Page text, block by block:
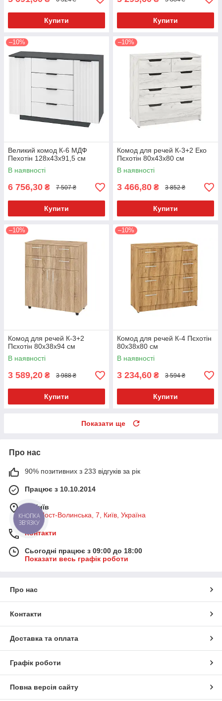
Купити Купити
–10%
Великий комод К-6 МДФ
Пехотін 128х43х91,5 см
В наявності
6 756,30 ₴ 7 507 ₴
Купити
–10%
Комод для речей К-3+2 Еко
Пєхотін 80х43х80 см
В наявності
3 466,80 ₴ 3 852 ₴
Купити
–10%
Комод для речей К-3+2
Пєхотін 80х38х94 см
В наявності
3 589,20 ₴ 3 988 ₴
Купити
–10%
Комод для речей К-4 Пєхотін
80х38х80 см
В наявності
3 234,60 ₴ 3 594 ₴
Купити
Показати ще
Про нас
90% позитивних з 233 відгуків за рік
Працює з 10.10.2014
м. Київ
вул. Пост-Волинська, 7, Київ, Україна
Контакти
Сьогодні працює з 09:00 до 18:00
Показати весь графік роботи
Про нас
Контакти
Доставка та оплата
Графік роботи
Повна версія сайту